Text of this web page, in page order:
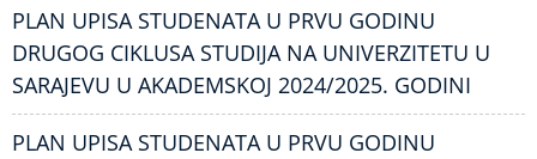
PLAN UPISA STUDENATA U PRVU GODINU
DRUGOG CIKLUSA STUDIJA NA UNIVERZITETU U
SARAJEVU U AKADEMSKOJ 2024/2025. GODINI
PLAN UPISA STUDENATA U PRVU GODINU